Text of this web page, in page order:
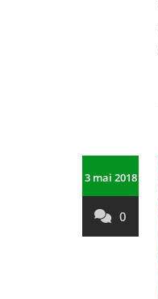
3 mai 2018
0